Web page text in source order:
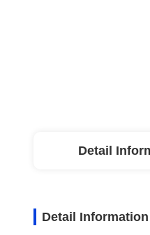
Detail
Detail Information